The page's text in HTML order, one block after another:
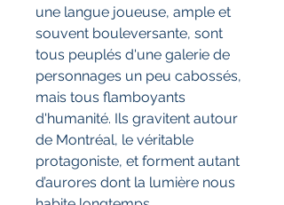
une langue joueuse, ample et
souvent bouleversante, sont
tous peuplés d'une galerie de
personnages un peu cabossés,
mais tous flamboyants
d'humanité. Ils gravitent autour
de Montréal, le véritable
protagoniste, et forment autant
d’aurores dont la lumière nous